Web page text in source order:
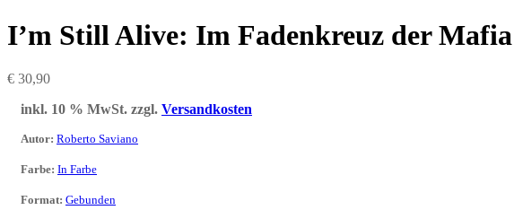
I’m Still Alive: Im Fadenkreuz der Mafia
€ 30,90
inkl. 10 % MwSt. zzgl. Versandkosten
Autor: Roberto Saviano
Farbe: In Farbe
Format: Gebunden